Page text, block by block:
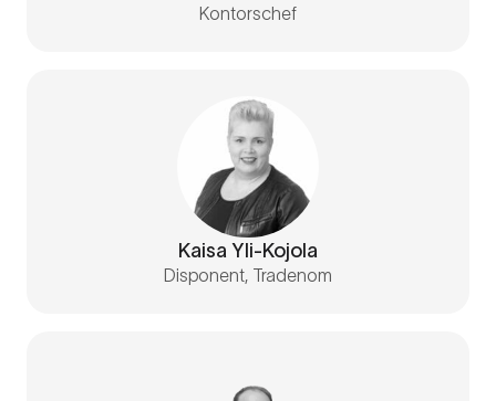
Kontorschef
Kaisa Yli-Kojola
Disponent, Tradenom